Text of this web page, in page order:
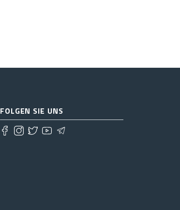
FOLGEN SIE UNS